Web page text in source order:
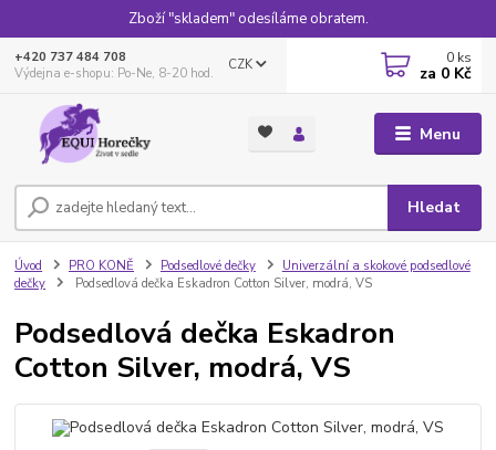
Zboží "skladem" odesíláme obratem.
Menu
CZK
Hledat
+420 737 484 708
Výdejna e-shopu: Po-Ne, 8-20 hod.
0 ks
za 0 Kč
Úvod PRO KONĚ Podsedlové dečky
Univerzální a skokové podsedlové
dečky
Podsedlová dečka Eskadron Cotton Silver, modrá, VS
Podsedlová dečka Eskadron
Cotton Silver, modrá, VS